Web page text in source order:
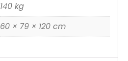
140 kg
60 × 79 × 120 cm